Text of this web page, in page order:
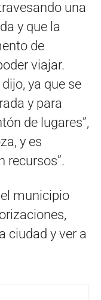
una
y que la
de
viajar.
ya que se
y para
de lugares”,
y es
recursos”.
municipio
ciudad y ver a